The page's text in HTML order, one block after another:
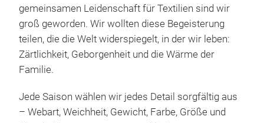
gemeinsamen Leidenschaft für Textilien sind wir
groß geworden. Wir wollten diese Begeisterung
teilen, die die Welt widerspiegelt, in der wir leben:
Zärtlichkeit, Geborgenheit und die Wärme der
Familie.
Jede Saison wählen wir jedes Detail sorgfältig aus
– Webart, Weichheit, Gewicht, Farbe, Größe und